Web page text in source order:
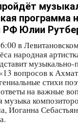
программа
РФ Юлии
в
народная
вопросов к
стихи
на важные
Иоганна